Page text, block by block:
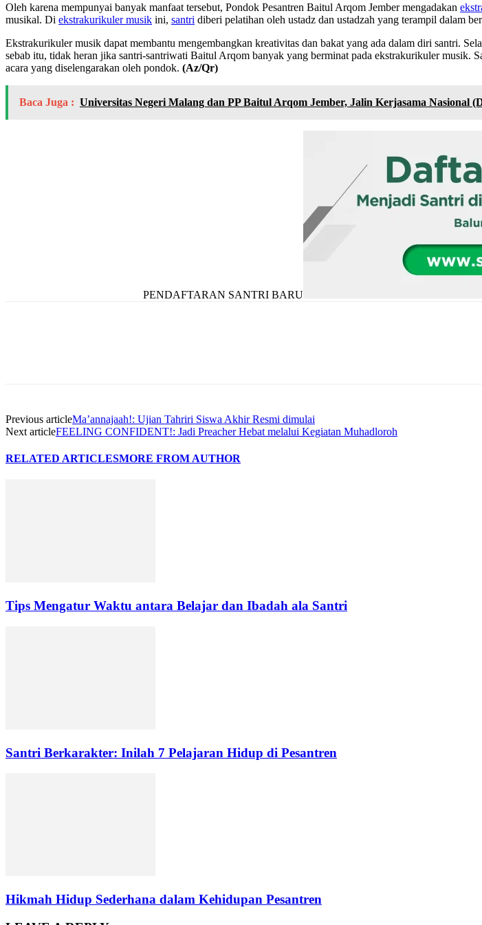
Oleh karena mempunyai banyak manfaat tersebut, Pondok Pesantren Baitul Arqom Jember mengadakan
musikal. Di ekstrakurikuler musik ini, santri diberi pelatihan oleh ustadz dan ustadzah yang terampil dalam
Ekstrakurikuler musik dapat membantu mengembangkan kreativitas dan bakat yang ada dalam diri santri.
sebab itu, tidak heran jika santri-santriwati Baitul Arqom banyak yang berminat pada ekstrakurikuler
acara yang diselengarakan oleh pondok. (Az/Qr)
Baca Juga : Universitas Negeri Malang dan PP Baitul Arqom Jember, Jalin Kerjasama Nasional
PENDAFTARAN SANTRI BARU
Previous articleMa’annajaah!: Ujian Tahriri Siswa Akhir Resmi dimulai
Next articleFEELING CONFIDENT!: Jadi Preacher Hebat melalui Kegiatan Muhadloroh
RELATED ARTICLESMORE FROM AUTHOR
Tips Mengatur Waktu antara Belajar dan Ibadah ala Santri
Santri Berkarakter: Inilah 7 Pelajaran Hidup di Pesantren
Hikmah Hidup Sederhana dalam Kehidupan Pesantren